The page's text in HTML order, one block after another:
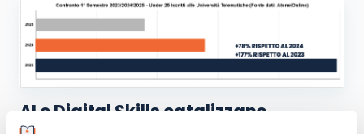
AI e Digital Skills catalizzano